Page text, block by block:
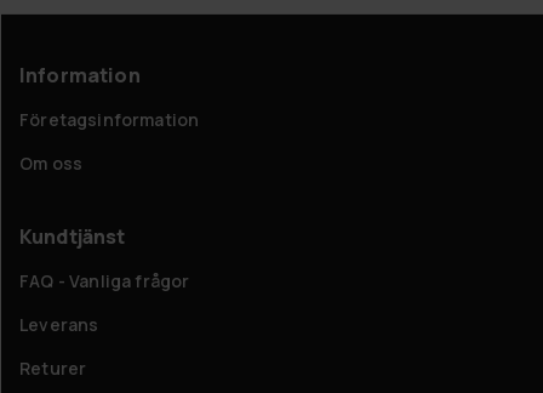
Information
Företagsinformation
Om oss
Kundtjänst
FAQ - Vanliga frågor
Leverans
Returer